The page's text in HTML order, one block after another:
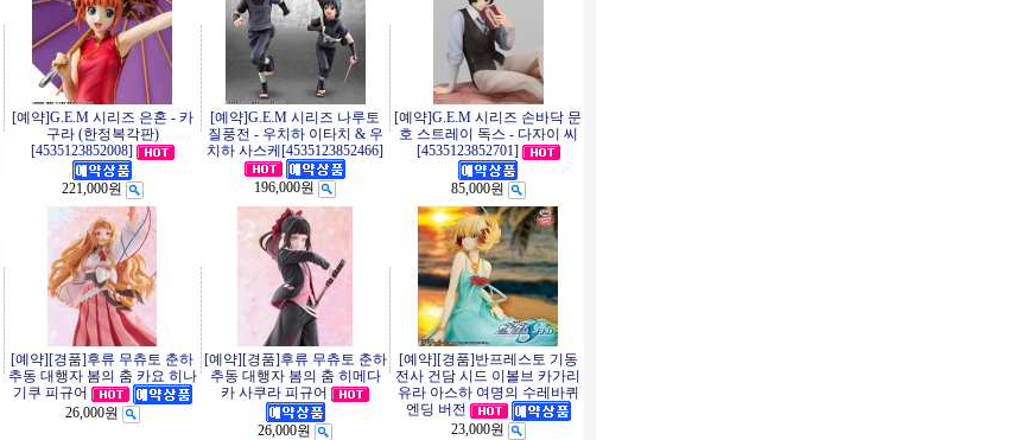
[예약]G.E.M 시리즈 은혼 - 카
구라 (한정복각판)
[4535123852008]
221,000원
[예약]G.E.M 시리즈 나루토
질풍전 - 우치하 이타치 & 우
치하 사스케[4535123852466]
196,000원
[예약]G.E.M 시리즈 손바닥 문
호 스트레이 독스 - 다자이 씨
[4535123852701]
85,000원
[예약][경품]후류 무츄토 춘하
추동 대행자 봄의 춤 카요 히나
기쿠 피규어
26,000원
[예약][경품]후류 무츄토 춘하
추동 대행자 봄의 춤 히메다
카 사쿠라 피규어
26,000원
[예약][경품]반프레스토 기동
전사 건담 시드 이볼브 카가리
유라 아스하 여명의 수레바퀴
엔딩 버전
23,000원